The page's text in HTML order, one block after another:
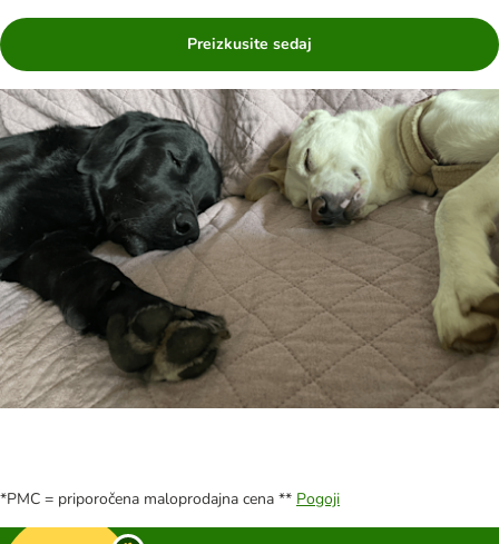
Preizkusite sedaj
*PMC = priporočena maloprodajna cena ** Pogoji